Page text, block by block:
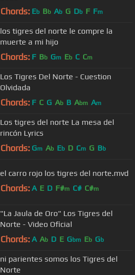
Chords: Eb Bb Ab G Db F Fm
los tigres del norte le compre la
muerte a mi hijo
Chords: F Bb Gm Eb C Cm
Los Tigres Del Norte - Cuestion
Olvidada
Chords: F C G Ab B Abm Am
Los tigres del norte La mesa del
rincón Lyrics
Chords: Gm Ab Eb D Cm G Bb
el carro rojo los tigres del norte.mvd
Chords: A E D F#m C# C#m
"La Jaula de Oro" Los Tigres del
Norte - Video Oficial
Chords: A Ab D E Gbm Eb Gb
ni parientes somos los Tigres del
Norte